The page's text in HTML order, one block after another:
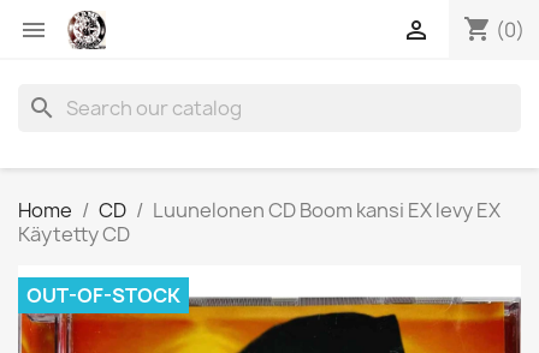
 shopping_cart (0)

search
Home CD
Luunelonen CD Boom kansi EX levy EX
Käytetty CD
OUT-OF-STOCK